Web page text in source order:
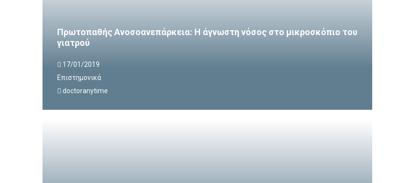
Πρωτοπαθής Ανοσοανεπάρκεια: Η άγνωστη νόσος στο μικροσκόπιο του
γιατρού
17/01/2019
Επιστημονικά
doctoranytime